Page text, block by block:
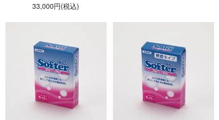
33,000円(税込)